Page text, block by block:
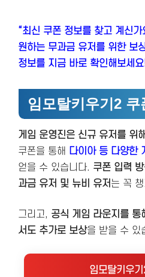
“최신 쿠폰 정보를 찾고 계신
원하는 무과금 유저를 위한 보
정보를 지금 바로 확인해보세요
임모탈키우기2 쿠
게임 운영진은 신규 유저를 위
쿠폰을 통해 다이아등 다양한
얻을 수 있습니다. 쿠폰 입력
과금 유저 및 뉴비 유저는 꼭
그리고, 공식 게임 라운지를 통
서도 추가로 보상을 받을 수 있
임모탈키우